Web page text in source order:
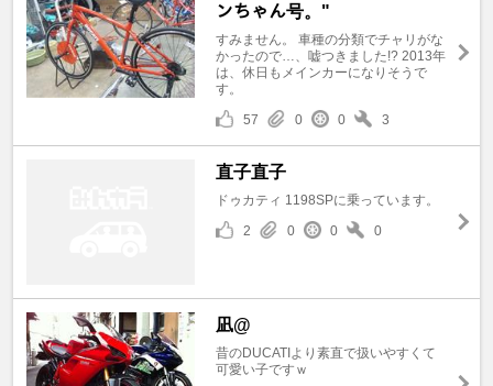
ンちゃん号。"
すみません。 車種の分類でチャリがな
かったので…、嘘つきました!? 2013年
は、休日もメインカーになりそうで
す。
57
0 0 3
直子直子
ドゥカティ 1198SPに乗っています。
2
0 0 0
凪@
昔のDUCATIより素直で扱いやすくて
可愛い子ですｗ